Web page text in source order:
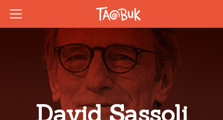
David Sassoli